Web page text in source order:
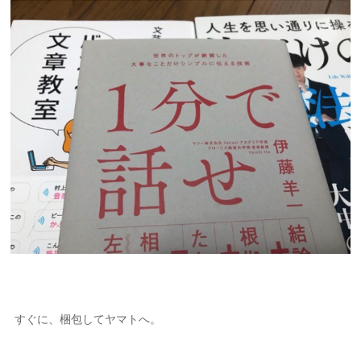
すぐに、梱包してヤマトへ。